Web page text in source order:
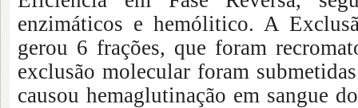
enzimáticos e hemólitico. A
gerou 6 frações, que foram
exclusão molecular foram
causou hemaglutinação em sangue